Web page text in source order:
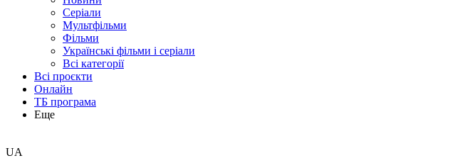
Серіали
Мультфільми
Фільми
Українські фільми і серіали
Всі категорії
Всі проєкти
Онлайн
ТБ програма
Еще
UA